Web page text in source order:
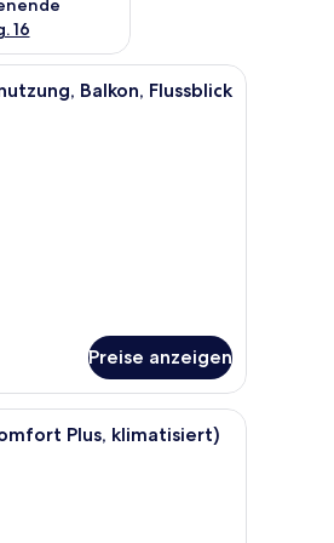
16
Ein Hotelzimmer mit Bett, Schreibtisch, Stuhl
Balkon, Flussblick
Preise anzeigen
Ein Hotelzimmer mit Schreibtisch aus Holz,
Plus, klimatisiert)